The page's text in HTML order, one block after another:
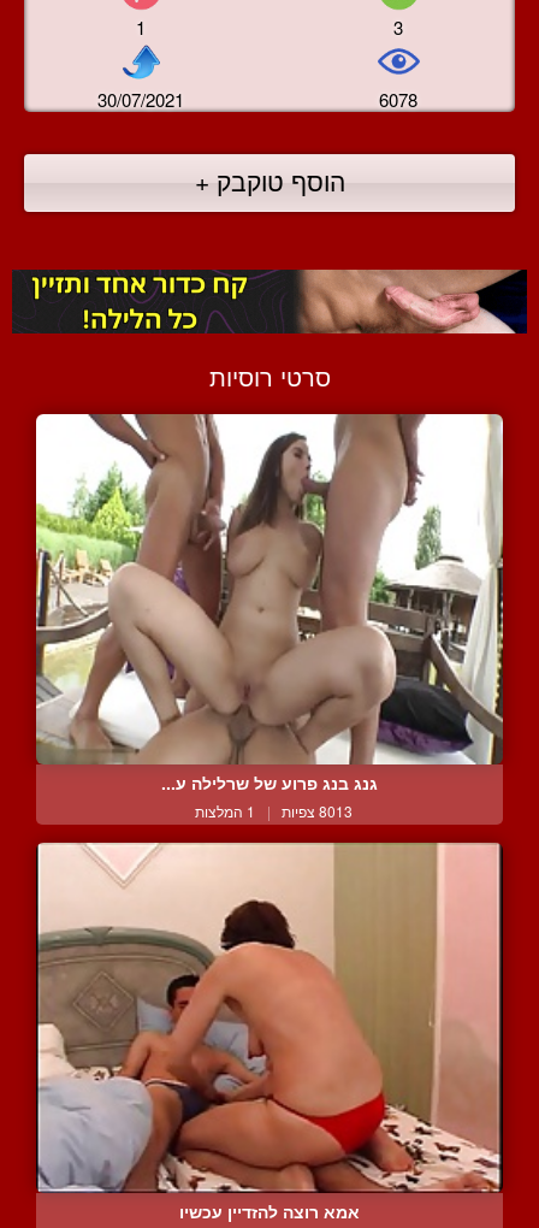
1 3
30/07/2021 6078
הוסף טוקבק +
סרטי רוסיות
גנג בנג פרוע של שרלילה ע...
8013 צפיות | 1 המלצות
אמא רוצה להזדיין עכשיו